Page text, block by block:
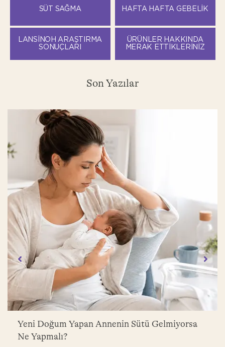
SÜT SAĞMA HAFTA HAFTA GEBELIK
LANSINOH ARAŞTIRMA
SONUÇLARI
ÜRÜNLER HAKKINDA
MERAK ETTIKLERINIZ
Son Yazılar
Yeni Doğum Yapan Annenin Sütü Gelmiyorsa
Ne Yapmalı?